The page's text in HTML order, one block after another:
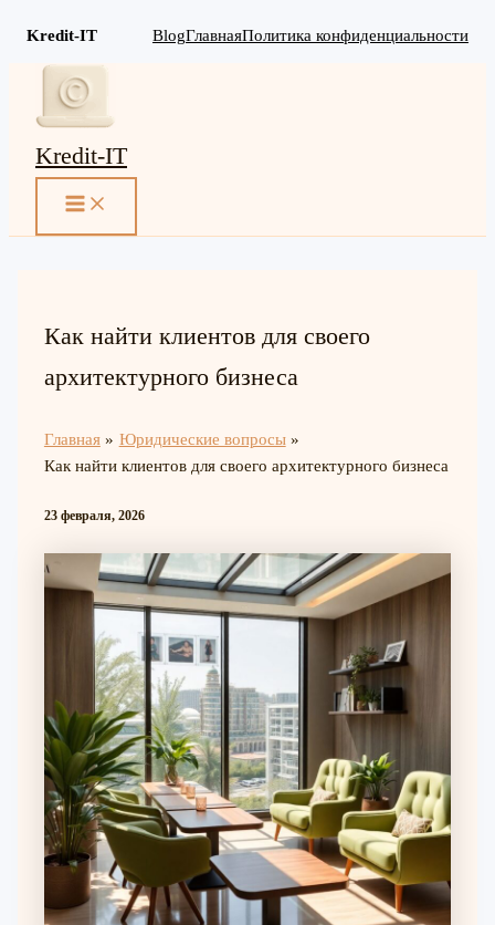
Kredit-IT BlogГлавнаяПолитика конфиденциальности
Перейти
содержимому
Kredit-IT
MAIN
Как найти клиентов для своего
архитектурного бизнеса
Главная
Юридические вопросы
Как найти клиентов для своего архитектурного бизнеса
23 февраля, 2026